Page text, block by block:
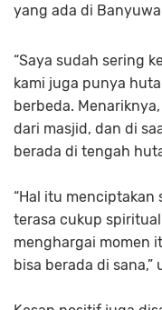
yang ada di
“Saya sudah sering
kami juga punya
berbeda.
dari masjid, dan di
berada di tengah
“Hal itu
terasa cukup
menghargai momen
bisa berada di sana,”